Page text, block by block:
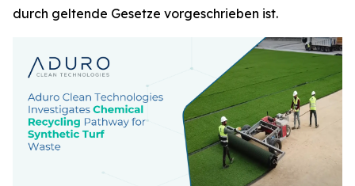
durch geltende Gesetze vorgeschrieben ist.